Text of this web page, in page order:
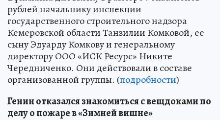
рублей начальнику инспекции
государственного строительного надзора
Кемеровской области Танзилии Комковой, ее
сыну Эдуарду Комкову и генеральному
директору ООО «ИСК Ресурс» Никите
Чередниченко. Они действовали в составе
организованной группы. (подробности)
Генин отказался знакомиться с вещдоками по
делу о пожаре в «Зимней вишне»